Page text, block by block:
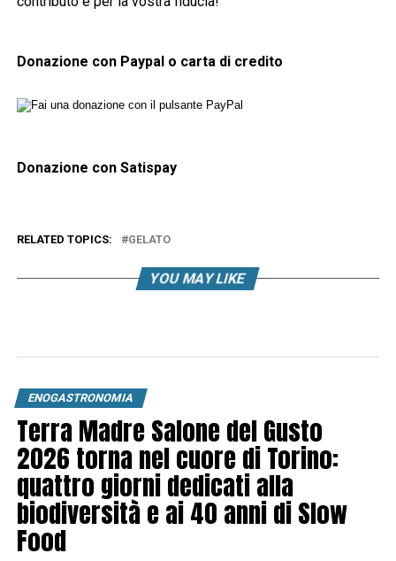
Donazione con Paypal o carta di credito
Donazione con Satispay
RELATED TOPICS: GELATO
YOU MAY LIKE
ENOGASTRONOMIA
Terra Madre Salone del Gusto
2026 torna nel cuore di Torino:
quattro giorni dedicati alla
biodiversità e ai 40 anni di Slow
Food